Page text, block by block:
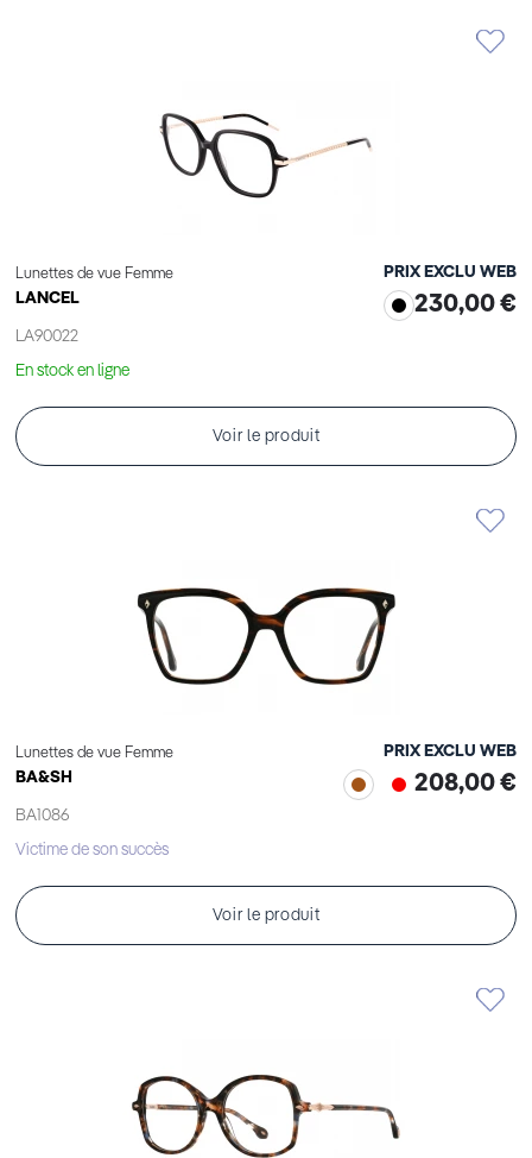
Lunettes de vue Femme
LANCEL
LA90022
PRIX EXCLU WEB
230,00 €
En stock en ligne
Voir le produit
Lunettes de vue Femme
BA&SH
BA1086
PRIX EXCLU WEB
208,00 €
Victime de son succès
Voir le produit